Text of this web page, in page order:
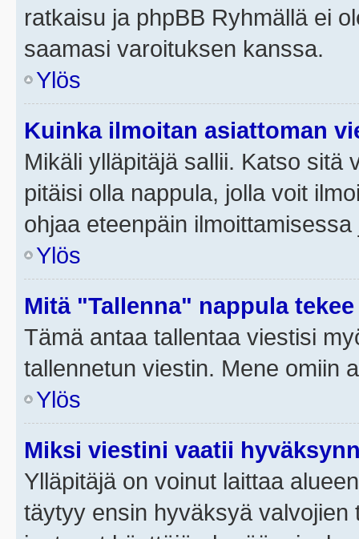
ratkaisu ja phpBB Ryhmällä ei
saamasi varoituksen kanssa.
Ylös
Kuinka ilmoitan asiattoman
Mikäli ylläpitäjä sallii. Katso sitä
pitäisi olla nappula, jolla voit
ohjaa eteenpäin
Ylös
Mitä "Tallenna" nappula
Tämä antaa tallentaa viestisi
tallennetun viestin. Mene omiin
Ylös
Miksi viestini vaatii
Ylläpitäjä on voinut laittaa
täytyy ensin hyväksyä